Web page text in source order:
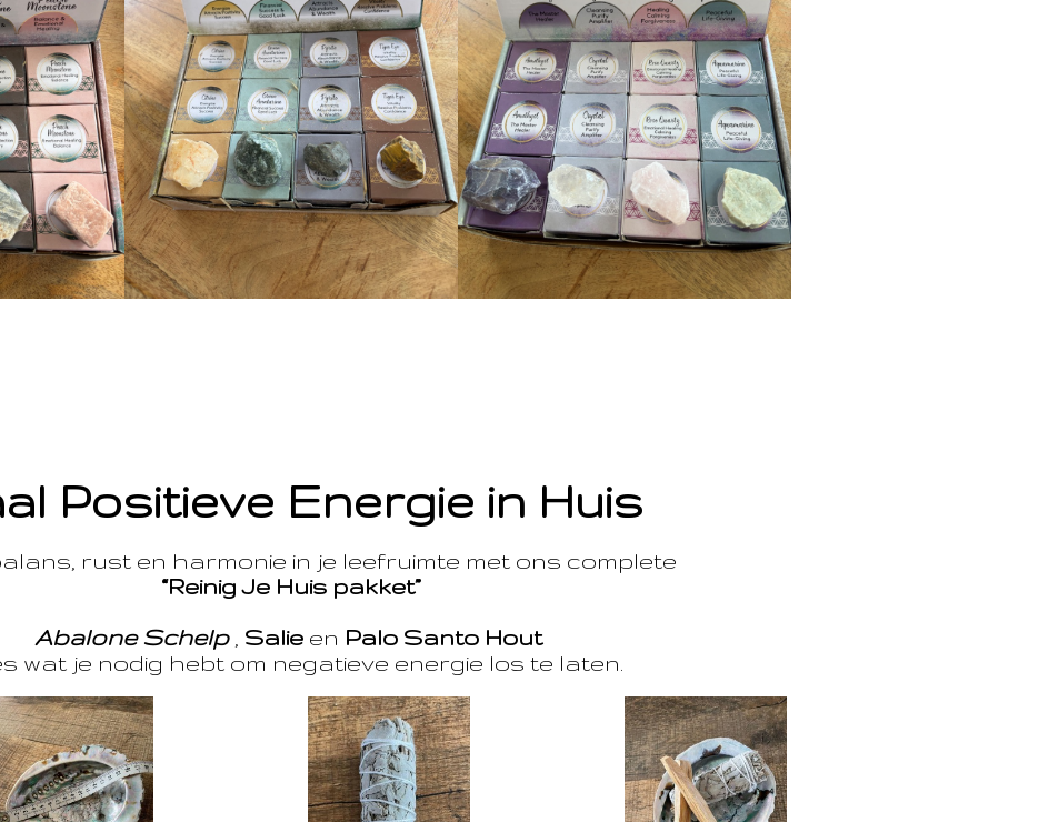
Positieve Energie in Huis
rust en harmonie in je leefruimte met ons complete
“Reinig Je Huis pakket”
Abalone Schelp, Salie en Palo Santo Hout
wat je nodig hebt om negatieve energie los te laten.